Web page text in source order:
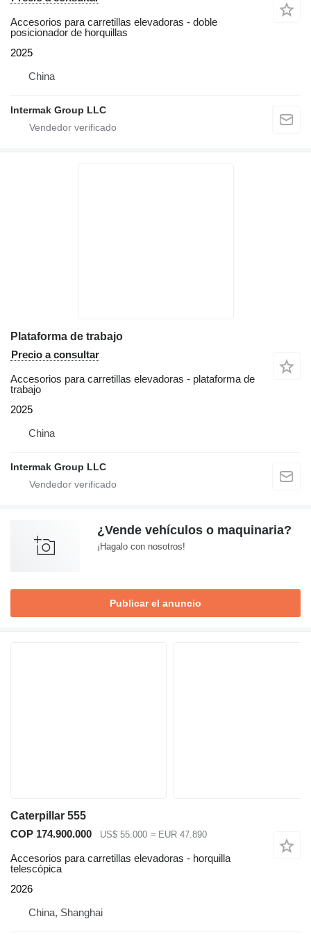
Accesorios para carretillas elevadoras - doble
posicionador de horquillas
2025
China
Intermak Group LLC
Plataforma de trabajo
Precio a consultar
Accesorios para carretillas elevadoras - plataforma de
trabajo
2025
China
Intermak Group LLC
¿Vende vehículos o maquinaria?
¡Hagalo con nosotros!
Publicar el anuncio
Caterpillar 555
COP 174.900.000
US$ 55.000 ≈ EUR 47.890
Accesorios para carretillas elevadoras - horquilla
telescópica
2026
China, Shanghai